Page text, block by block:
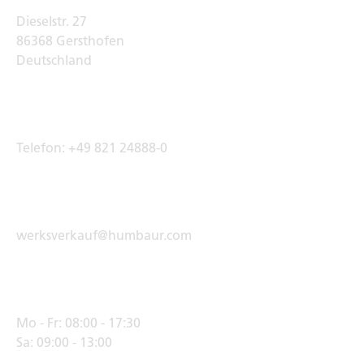
Dieselstr. 27
86368 Gersthofen
Deutschland
Telefon: +49 821 24888-0
werksverkauf@humbaur.com
Mo - Fr: 08:00 - 17:30
Sa: 09:00 - 13:00